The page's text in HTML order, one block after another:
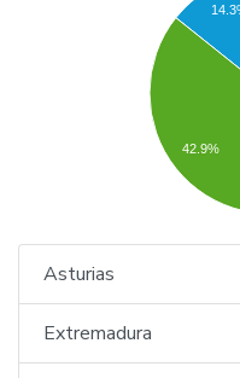
42.9%
Asturias
Extremadura